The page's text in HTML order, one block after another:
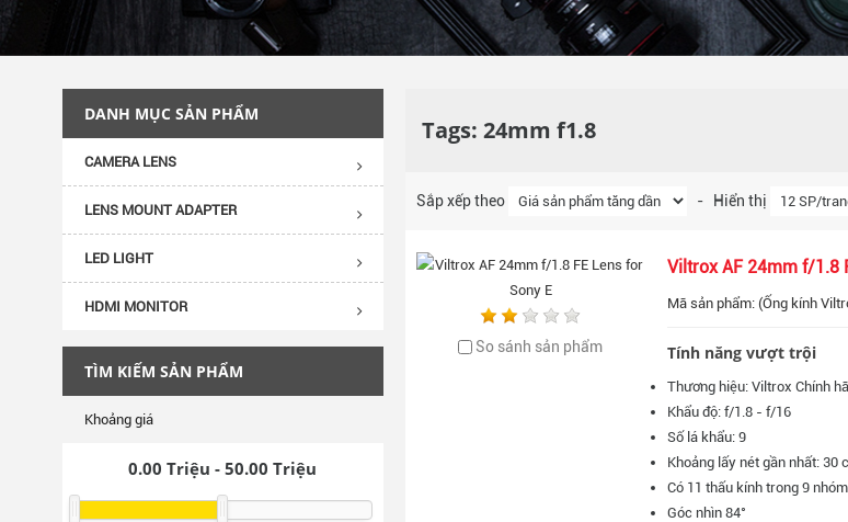
Tags: 24mm f1.8
Sắp xếp theo - Hiển thị
So sánh sản phẩm
Viltrox AF 24mm f/1.8
Mã sản phẩm: (Ống kính
Tính năng vượt trội
Thương hiệu: Viltrox Chính
Khẩu độ: f/1.8 - f/16
Số lá khẩu: 9
Khoảng lấy nét gần nhất: 30
Có 11 thấu kính trong 9 nhóm
Góc nhìn 84°
DANH MỤC SẢN PHẨM
CAMERA LENS
LENS MOUNT ADAPTER
LED LIGHT
HDMI MONITOR
TÌM KIẾM SẢN PHẨM
Khoảng giá
0.00 Triệu -50.00 Triệu